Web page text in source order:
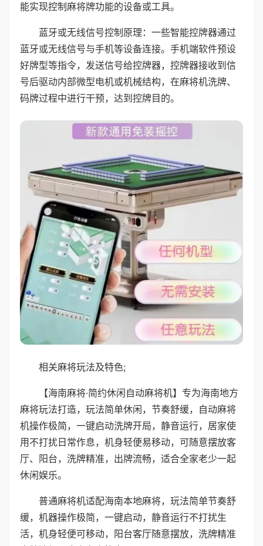
能实现控制麻将牌功能的设备或工具。
蓝牙或无线信号控制原理：一些智能控牌器通过
蓝牙或无线信号与手机等设备连接。手机端软件预设
好牌型等指令，发送信号给控牌器，控牌器接收到信
号后驱动内部微型电机或机械结构，在麻将机洗牌、
码牌过程中进行干预，达到控牌目的。
相关麻将玩法及特色;
【海南麻将·简约休闲自动麻将机】专为海南地方
麻将玩法打造，玩法简单休闲，节奏舒缓，自动麻将
机操作极简，一键启动洗牌开局，静音运行，居家使
用不打扰日常作息，机身轻便易移动，可随意摆放客
厅、阳台，洗牌精准，出牌流畅，适合全家老少一起
休闲娱乐。
普通麻将机适配海南本地麻将，玩法简单节奏舒
缓，机器操作极简，一键启动，静音运行不打扰生
活，机身轻便可移动，阳台客厅随意摆放，洗牌精准